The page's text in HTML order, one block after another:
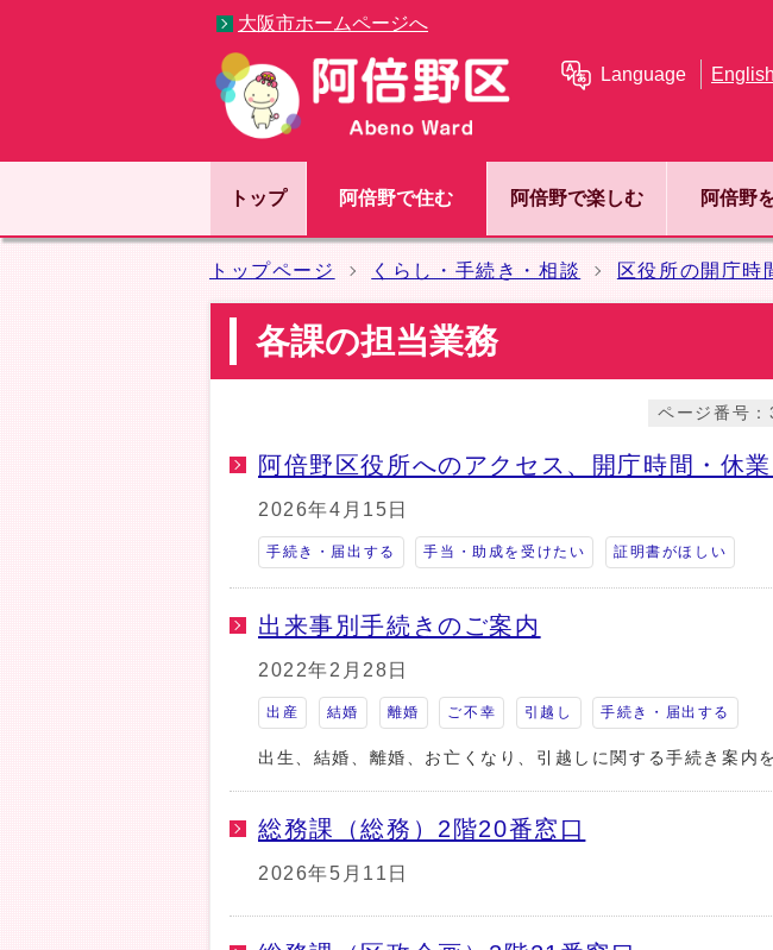
大阪市ホームページへ
Language English
トップ 阿倍野で住む 阿倍野で楽しむ 阿倍野
トップページ くらし・手続き・相談 区役所の開庁時
各課の担当業務
ページ番号
阿倍野区役所へのアクセス、開庁時間・休
2026年4月15日
手続き・届出する 手当・助成を受けたい 証明書がほしい
出来事別手続きのご案内
2022年2月28日
出産 結婚 離婚 ご不幸 引越し 手続き・届出する
出生、結婚、離婚、お亡くなり、引越しに関する手続き案内
総務課（総務）2階20番窓口
2026年5月11日